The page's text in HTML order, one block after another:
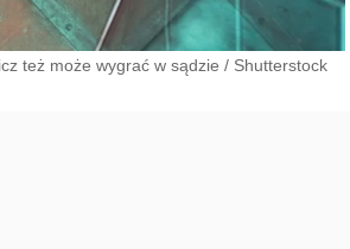
też może wygrać w sądzie / Shutterstock